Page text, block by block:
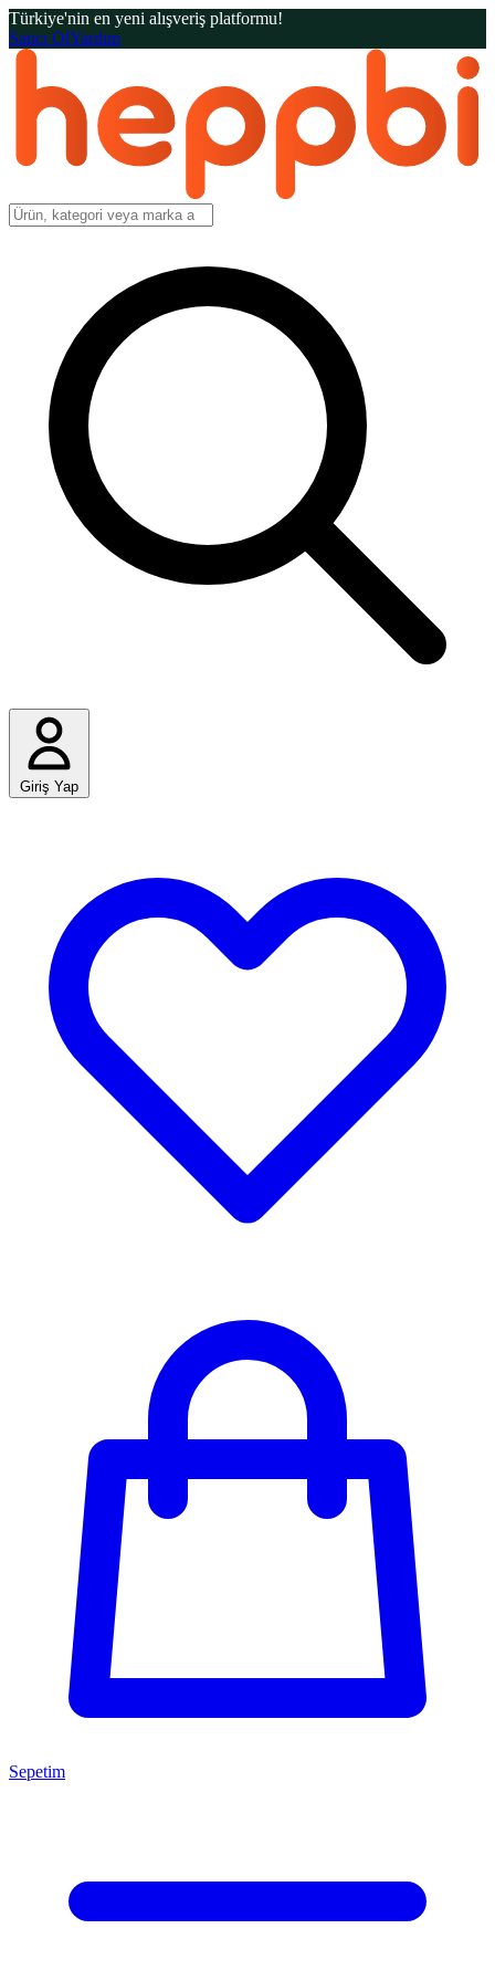
Türkiye'nin en yeni alışveriş platformu!
Satıcı OlYardım
Giriş Yap
Sepetim